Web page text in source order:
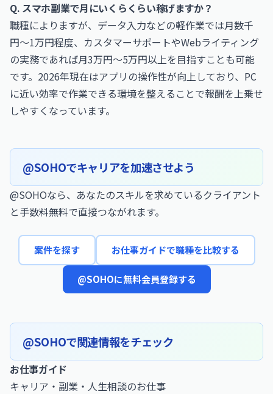
Q. スマホ副業で月にいくらくらい稼げますか？
職種によりますが、データ入力などの軽作業では月数千
円〜1万円程度、カスタマーサポートやWebライティング
の実務であれば月3万円〜5万円以上を目指すことも可能
です。2026年現在はアプリの操作性が向上しており、PC
に近い効率で作業できる環境を整えることで報酬を上乗せ
しやすくなっています。
@SOHOでキャリアを加速させよう
@SOHOなら、あなたのスキルを求めているクライアント
と手数料無料で直接つながれます。
案件を探す お仕事ガイドで職種を比較する
@SOHOに無料会員登録する
@SOHOで関連情報をチェック
お仕事ガイド
キャリア・副業・人生相談のお仕事